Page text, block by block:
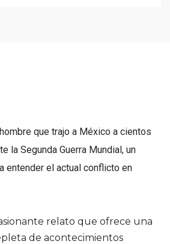
que trajo a México a cientos
la Segunda Guerra Mundial, un
entender el actual conflicto en
relato que ofrece una
de acontecimientos